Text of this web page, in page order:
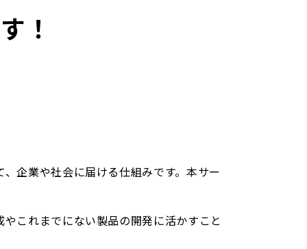
！
企業や社会に届ける仕組みです。本サー
これまでにない製品の開発に活かすこと